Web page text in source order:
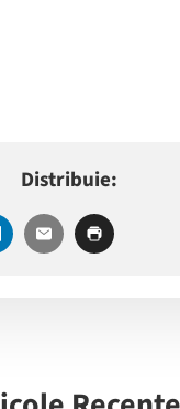
Distribuie: